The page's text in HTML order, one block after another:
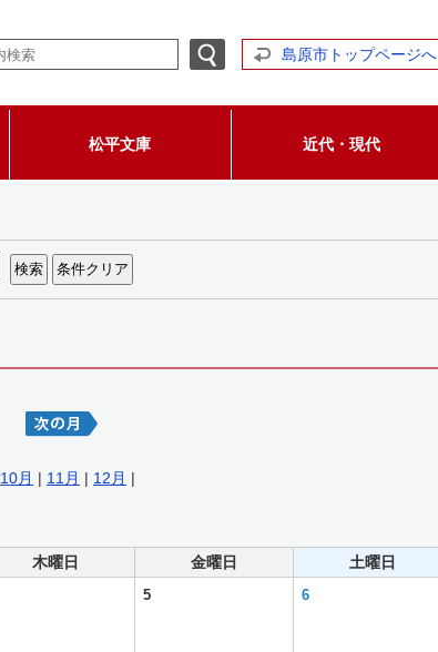
島原市トップページへ
松平文庫 近代・現代
10月 | 11月 | 12月 |
木曜日 金曜日 土曜日
5 6